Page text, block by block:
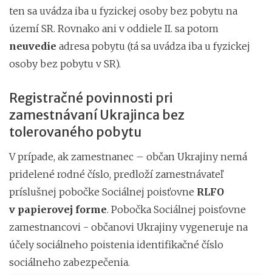
ten sa uvádza iba u fyzickej osoby bez pobytu na
území SR. Rovnako ani v oddiele II. sa potom
neuvedie adresa pobytu (tá sa uvádza iba u fyzickej
osoby bez pobytu v SR).
Registračné povinnosti pri
zamestnávaní Ukrajinca bez
tolerovaného pobytu
V prípade, ak zamestnanec – občan Ukrajiny nemá
pridelené rodné číslo, predloží zamestnávateľ
príslušnej pobočke Sociálnej poisťovne RLFO
v papierovej forme. Pobočka Sociálnej poisťovne
zamestnancovi - občanovi Ukrajiny vygeneruje na
účely sociálneho poistenia identifikačné číslo
sociálneho zabezpečenia.